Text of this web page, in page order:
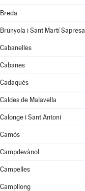
Breda
Brunyola i Sant Martí Sapresa
Cabanelles
Cabanes
Cadaqués
Caldes de Malavella
Calonge i Sant Antoni
Camós
Campdevànol
Campelles
Campllong